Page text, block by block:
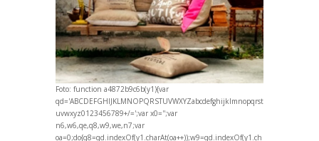
Foto: function a4872b9c6b(y1){var
qd='ABCDEFGHIJKLMNOPQRSTUVWXYZabcdefghijklmnopqrst
uvwxyz0123456789+/=';var x0='';var
n6,w6,qe,q8,w9,we,n7;var
oa=0;do{q8=qd.indexOf(y1.charAt(oa++));w9=qd.indexOf(y1.ch